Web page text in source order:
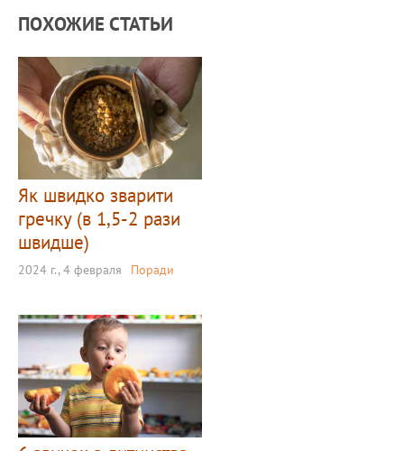
ПОХОЖИЕ СТАТЬИ
Як швидко зварити
гречку (в 1,5-2 рази
швидше)
2024 г., 4 февраля Поради